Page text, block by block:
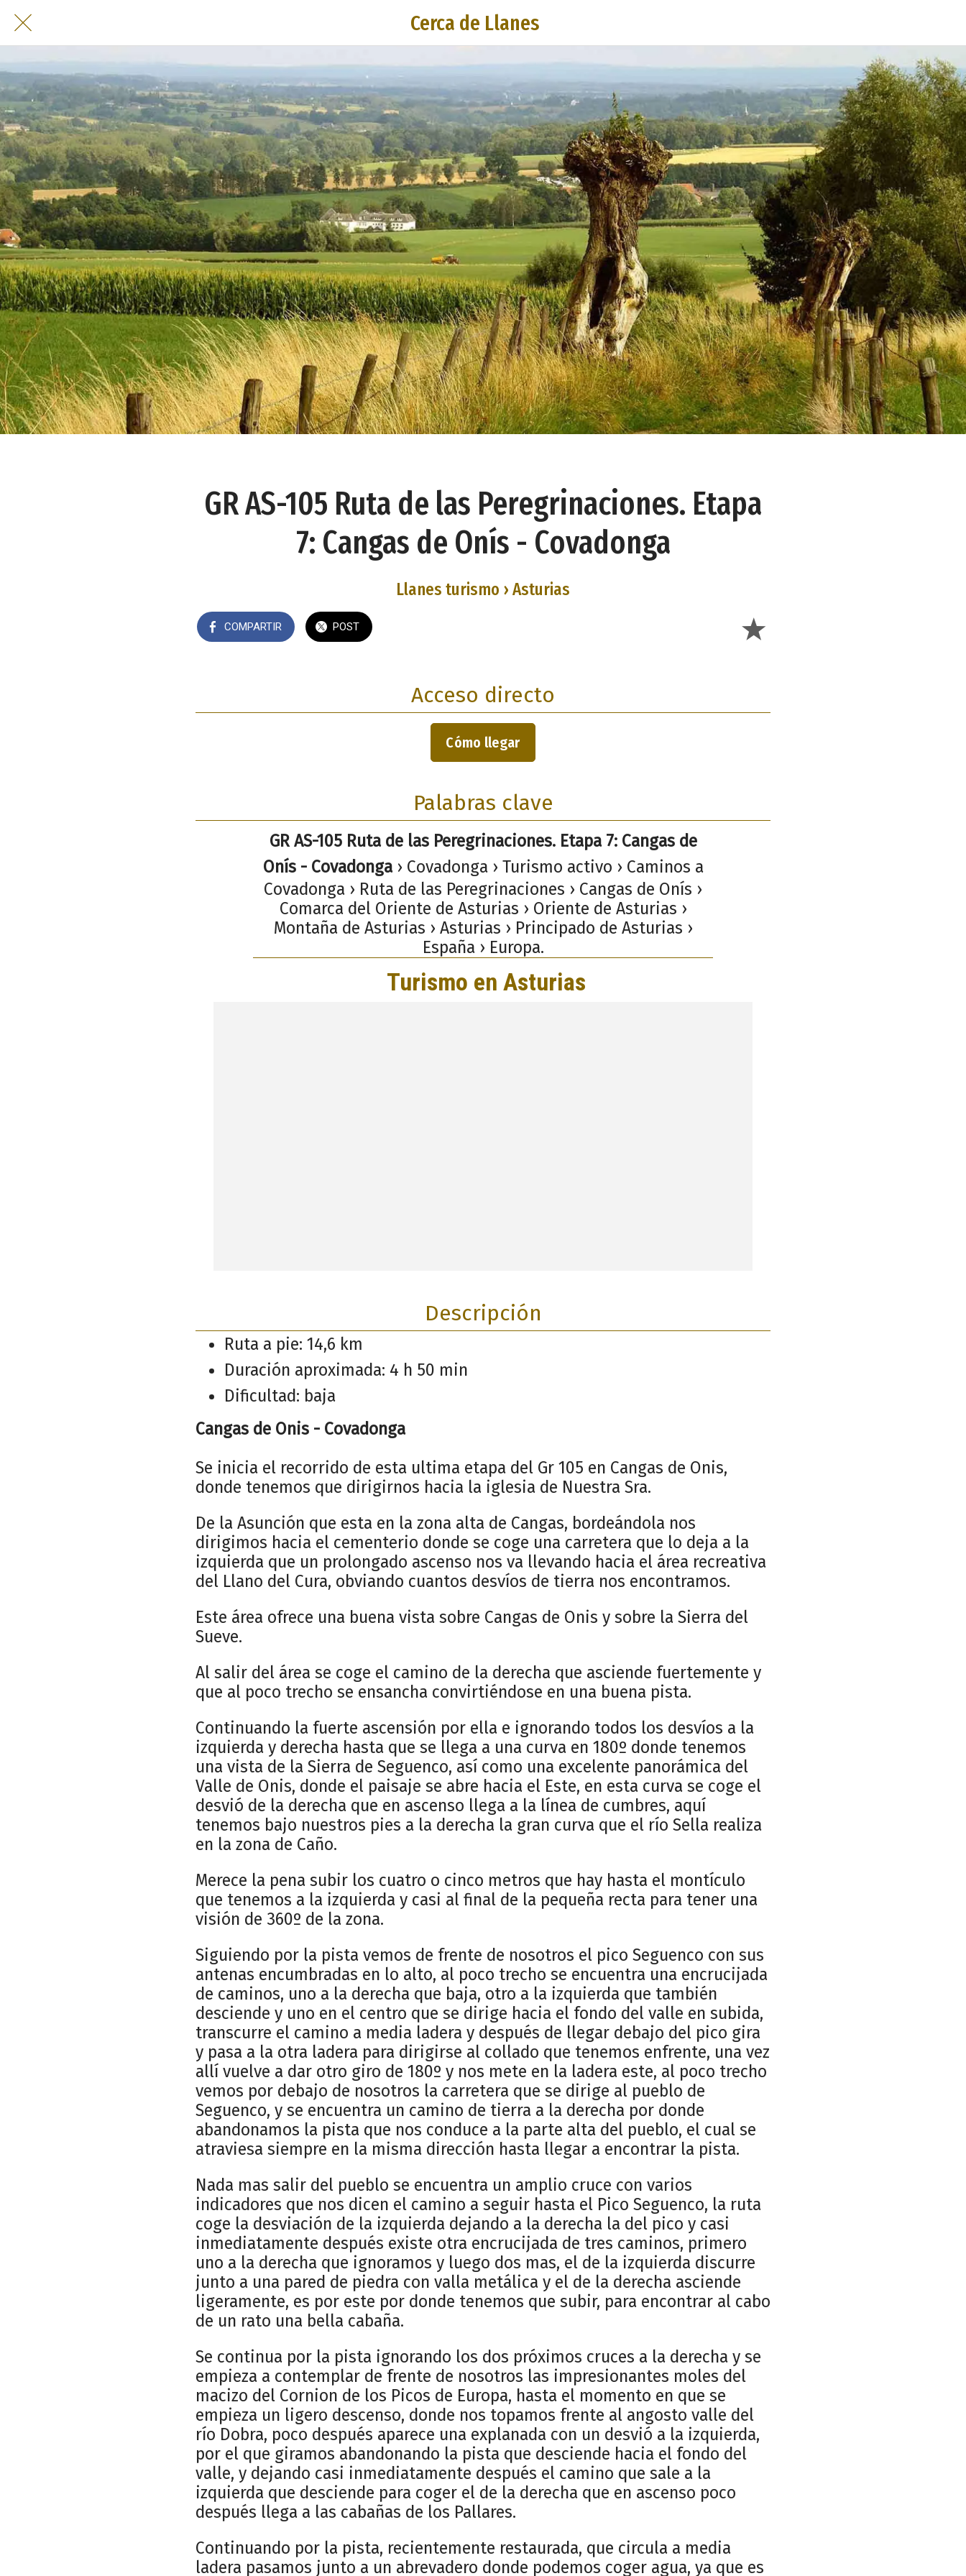
Cerca de Llanes
GR AS-105 Ruta de las Peregrinaciones. Etapa
7: Cangas de Onís - Covadonga
Llanes turismo › Asturias
COMPARTIR POST
Acceso directo
Cómo llegar
Palabras clave
GR AS-105 Ruta de las Peregrinaciones. Etapa 7: Cangas de
Onís - Covadonga› Covadonga › Turismo activo › Caminos a
Covadonga › Ruta de las Peregrinaciones › Cangas de Onís ›
Comarca del Oriente de Asturias › Oriente de Asturias ›
Montaña de Asturias › Asturias › Principado de Asturias ›
España › Europa.
Descripción
Ruta a pie: 14,6 km
Duración aproximada: 4 h 50 min
Dificultad: baja
Cangas de Onis - Covadonga
Se inicia el recorrido de esta ultima etapa del Gr 105 en Cangas de Onis,
donde tenemos que dirigirnos hacia la iglesia de Nuestra Sra.
De la Asunción que esta en la zona alta de Cangas, bordeándola nos
dirigimos hacia el cementerio donde se coge una carretera que lo deja a la
izquierda que un prolongado ascenso nos va llevando hacia el área recreativa
del Llano del Cura, obviando cuantos desvíos de tierra nos encontramos.
Este área ofrece una buena vista sobre Cangas de Onis y sobre la Sierra del
Sueve.
Al salir del área se coge el camino de la derecha que asciende fuertemente y
que al poco trecho se ensancha convirtiéndose en una buena pista.
Continuando la fuerte ascensión por ella e ignorando todos los desvíos a la
izquierda y derecha hasta que se llega a una curva en 180º donde tenemos
una vista de la Sierra de Seguenco, así como una excelente panorámica del
Valle de Onis, donde el paisaje se abre hacia el Este, en esta curva se coge el
desvió de la derecha que en ascenso llega a la línea de cumbres, aquí
tenemos bajo nuestros pies a la derecha la gran curva que el río Sella realiza
en la zona de Caño.
Merece la pena subir los cuatro o cinco metros que hay hasta el montículo
que tenemos a la izquierda y casi al final de la pequeña recta para tener una
visión de 360º de la zona.
Siguiendo por la pista vemos de frente de nosotros el pico Seguenco con sus
antenas encumbradas en lo alto, al poco trecho se encuentra una encrucijada
de caminos, uno a la derecha que baja, otro a la izquierda que también
desciende y uno en el centro que se dirige hacia el fondo del valle en subida,
transcurre el camino a media ladera y después de llegar debajo del pico gira
y pasa a la otra ladera para dirigirse al collado que tenemos enfrente, una vez
allí vuelve a dar otro giro de 180º y nos mete en la ladera este, al poco trecho
vemos por debajo de nosotros la carretera que se dirige al pueblo de
Seguenco, y se encuentra un camino de tierra a la derecha por donde
abandonamos la pista que nos conduce a la parte alta del pueblo, el cual se
atraviesa siempre en la misma dirección hasta llegar a encontrar la pista.
Nada mas salir del pueblo se encuentra un amplio cruce con varios
indicadores que nos dicen el camino a seguir hasta el Pico Seguenco, la ruta
coge la desviación de la izquierda dejando a la derecha la del pico y casi
inmediatamente después existe otra encrucijada de tres caminos, primero
uno a la derecha que ignoramos y luego dos mas, el de la izquierda discurre
junto a una pared de piedra con valla metálica y el de la derecha asciende
ligeramente, es por este por donde tenemos que subir, para encontrar al cabo
de un rato una bella cabaña.
Se continua por la pista ignorando los dos próximos cruces a la derecha y se
empieza a contemplar de frente de nosotros las impresionantes moles del
macizo del Cornion de los Picos de Europa, hasta el momento en que se
empieza un ligero descenso, donde nos topamos frente al angosto valle del
río Dobra, poco después aparece una explanada con un desvió a la izquierda,
por el que giramos abandonando la pista que desciende hacia el fondo del
valle, y dejando casi inmediatamente después el camino que sale a la
izquierda que desciende para coger el de la derecha que en ascenso poco
después llega a las cabañas de los Pallares.
Continuando por la pista, recientemente restaurada, que circula a media
ladera pasamos junto a un abrevadero donde podemos coger agua, ya que es